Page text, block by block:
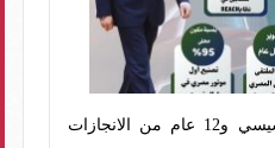
وزارة الصناعة: الرئيس السيسي و12 عام من الانجازات